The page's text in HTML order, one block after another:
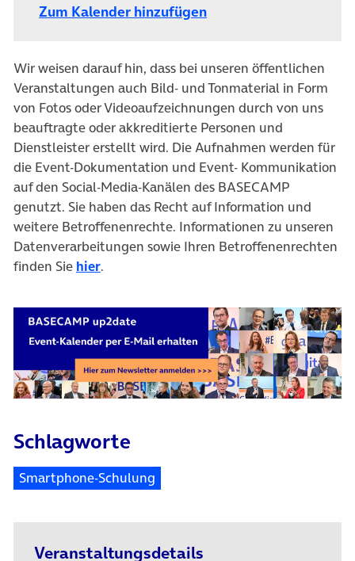
Zum Kalender hinzufügen
Wir weisen darauf hin, dass bei unseren öffentlichen
Veranstaltungen auch Bild- und Tonmaterial in Form
von Fotos oder Videoaufzeichnungen durch von uns
beauftragte oder akkreditierte Personen und
Dienstleister erstellt wird. Die Aufnahmen werden für
die Event-Dokumentation und Event- Kommunikation
auf den Social-Media-Kanälen des BASECAMP
genutzt. Sie haben das Recht auf Information und
weitere Betroffenenrechte. Informationen zu unseren
Datenverarbeitungen sowie Ihren Betroffenenrechten
finden Sie hier.
Schlagworte
Smartphone-Schulung
Veranstaltungsdetails